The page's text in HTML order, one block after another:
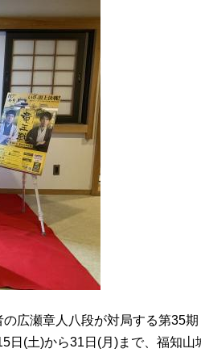
広瀬章人八段が対局する第35
日(土)から31日(月)まで、福知山